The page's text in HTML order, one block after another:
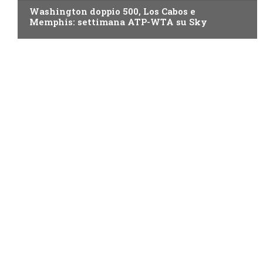
Washington doppio 500, Los Cabos e
Memphis: settimana ATP-WTA su Sky